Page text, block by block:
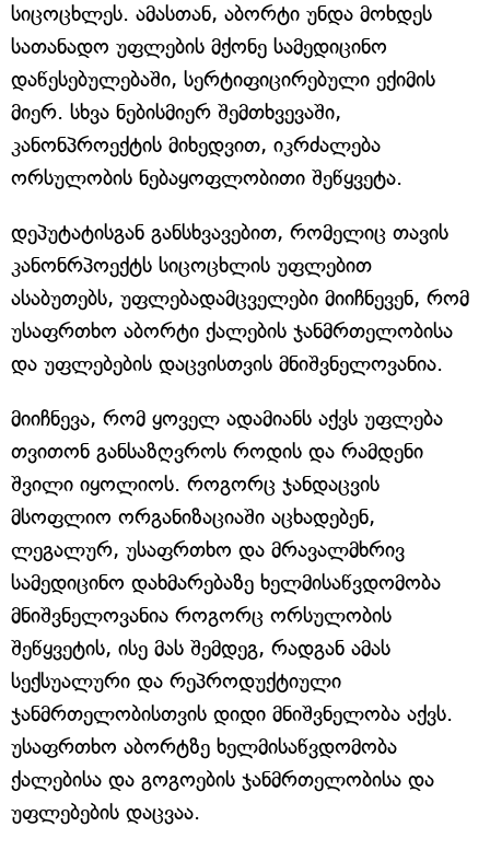
სიცოცხლეს. ამასთან, აბორტი უნდა მოხდეს
სათანადო უფლების მქონე სამედიცინო
დაწესებულებაში, სერტიფიცირებული ექიმის
მიერ. სხვა ნებისმიერ შემთხვევაში,
კანონპროექტის მიხედვით, იკრძალება
ორსულობის ნებაყოფლობითი შეწყვეტა.
დეპუტატისგან განსხვავებით, რომელიც თავის
კანონრპოექტს სიცოცხლის უფლებით
ასაბუთებს, უფლებადამცველები მიიჩნევენ, რომ
უსაფრთხო აბორტი ქალების ჯანმრთელობისა
და უფლებების დაცვისთვის მნიშვნელოვანია.
მიიჩნევა, რომ ყოველ ადამიანს აქვს უფლება
თვითონ განსაზღვროს როდის და რამდენი
შვილი იყოლიოს. როგორც ჯანდაცვის
მსოფლიო ორგანიზაციაში აცხადებენ,
ლეგალურ, უსაფრთხო და მრავალმხრივ
სამედიცინო დახმარებაზე ხელმისაწვდომობა
მნიშვნელოვანია როგორც ორსულობის
შეწყვეტის, ისე მას შემდეგ, რადგან ამას
სექსუალური და რეპროდუქტიული
ჯანმრთელობისთვის დიდი მნიშვნელობა აქვს.
უსაფრთხო აბორტზე ხელმისაწვდომობა
ქალებისა და გოგოების ჯანმრთელობისა და
უფლებების დაცვაა.